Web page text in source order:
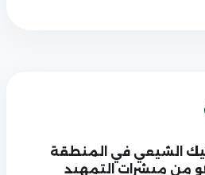
الشيعي في المنطقة
من مبشرات التمهيد